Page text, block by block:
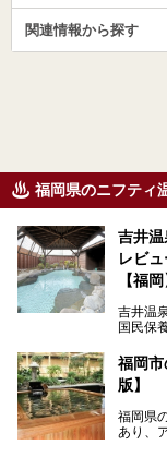
関連情報から探す
福岡県のニフティ
吉井
レビ
【福岡
吉井温
国民保
す。
「ふだ
住民や
帰り入
福岡
版】
福岡県
あり、